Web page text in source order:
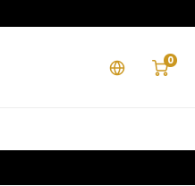
0